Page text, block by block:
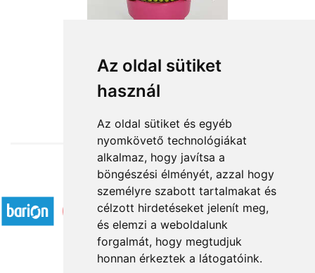
Az oldal sütiket
használ
Az oldal sütiket és egyéb
nyomkövető technológiákat
alkalmaz, hogy javítsa a
böngészési élményét, azzal hogy
személyre szabott tartalmakat és
célzott hirdetéseket jelenít meg,
és elemzi a weboldalunk
forgalmát, hogy megtudjuk
honnan érkeztek a látogatóink.
from HUF14,000
Accepted payment methods